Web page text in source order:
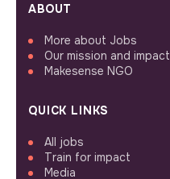
ABOUT
More about Jobs
Our mission and impact
Makesense NGO
QUICK LINKS
All jobs
Train for impact
Media